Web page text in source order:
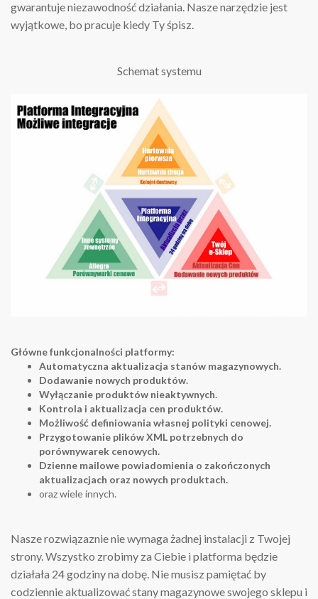
gwarantuje niezawodność działania. Nasze narzędzie jest
wyjątkowe, bo pracuje kiedy Ty śpisz.
Schemat systemu
Główne funkcjonalności platformy:
Automatyczna aktualizacja stanów magazynowych.
Dodawanie nowych produktów.
Wyłączanie produktów nieaktywnych.
Kontrola i aktualizacja cen produktów.
Możliwość definiowania własnej polityki cenowej.
Przygotowanie plików XML potrzebnych do
porównywarek cenowych.
Dzienne mailowe powiadomienia o zakończonych
aktualizacjach oraz nowych produktach.
oraz wiele innych.
Nasze rozwiązaznie nie wymaga żadnej instalacji z Twojej
strony. Wszystko zrobimy za Ciebie i platforma będzie
działała 24 godziny na dobę. Nie musisz pamiętać by
codziennie aktualizować stany magazynowe swojego sklepu i